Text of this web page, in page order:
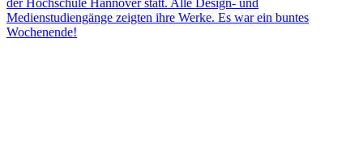
Medienstudiengänge zeigten ihre Werke. Es war ein buntes
Wochenende!